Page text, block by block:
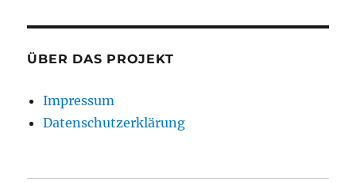
ÜBER DAS PROJEKT
Impressum
Datenschutzerklärung